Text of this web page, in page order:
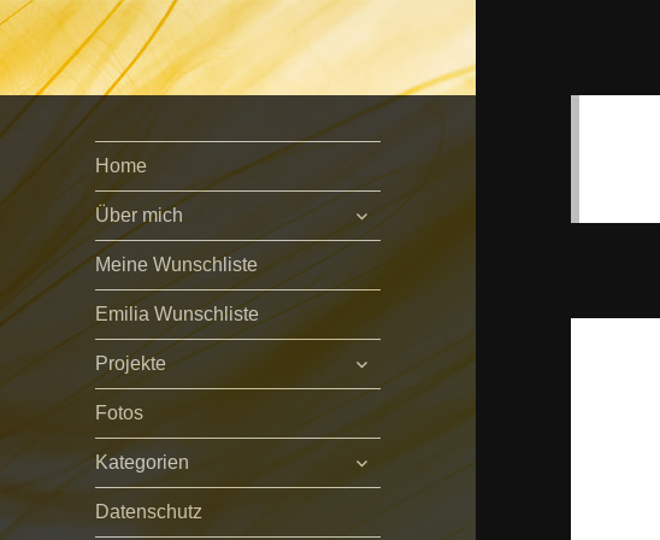
Home
Über mich
untermenü
öffnen
Meine Wunschliste
Emilia Wunschliste
Projekte
untermenü
öffnen
Fotos
Kategorien
untermenü
öffnen
Datenschutz